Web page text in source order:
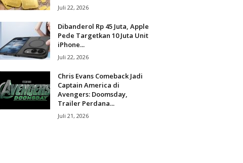
Juli 22, 2026
Dibanderol Rp 45 Juta, Apple
Pede Targetkan 10 Juta Unit
iPhone...
Juli 22, 2026
Chris Evans Comeback Jadi
Captain America di
Avengers: Doomsday,
Trailer Perdana...
Juli 21, 2026